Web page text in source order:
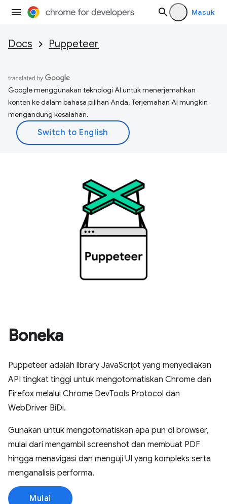
Masuk
Docs Puppeteer
Google menggunakan teknologi AI untuk menerjemahkan
konten ke dalam bahasa pilihan Anda. Terjemahan AI mungkin
mengandung kesalahan.
Boneka
Puppeteer adalah library JavaScript yang menyediakan
API tingkat tinggi untuk mengotomatiskan Chrome dan
Firefox melalui Chrome DevTools Protocol dan
WebDriver BiDi.
Gunakan untuk mengotomatiskan apa pun di browser,
mulai dari mengambil screenshot dan membuat PDF
hingga menavigasi dan menguji UI yang kompleks serta
menganalisis performa.
Mulai